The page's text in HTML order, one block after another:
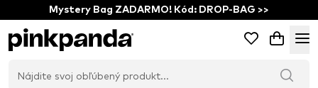
Mystery Bag ZADARMO! Kód: DROP-BAG >>